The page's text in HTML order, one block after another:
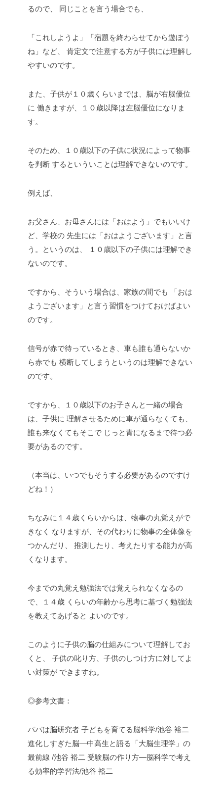
るので、
同じことを言う場合でも、
「これしようよ」「宿題を終わらせてから遊ぼう
ね」など、
肯定文で注意する方が子供には理解し
やすいのです。
また、子供が１０歳くらいまでは、脳が右脳優位
に 働きますが、１０歳以降は左脳優位になりま
す。
そのため、１０歳以下の子供に状況によって物事
を判断 するといういことは理解できないのです。
例えば、
お父さん、お母さんには「おはよう」でもいいけ
ど、学校の 先生には「おはようございます」と言
う。というのは、
１０歳以下の子供には理解でき
ないのです。
ですから、そういう場合は、家族の間でも
「おは
ようございます」と言う習慣をつけておけばよい
のです。
信号が赤で待っているとき、車も誰も通らないか
ら赤でも 横断してしまうというのは理解できない
のです。
ですから、１０歳以下のお子さんと一緒の場合
は、子供に 理解させるために車が通らなくても、
誰も来なくてもそこで じっと青になるまで待つ必
要があるのです。
（本当は、いつでもそうする必要があるのですけ
どね！）
ちなみに１４歳くらいからは、物事の丸覚えがで
きなく なりますが、その代わりに物事の全体像を
つかんだり、
推測したり、考えたりする能力が高
くなります。
今までの丸覚え勉強法では覚えられなくなるの
で、１４歳 くらいの年齢から思考に基づく勉強法
を教えてあげると よいのです。
このように子供の脳の仕組みについて理解してお
くと、
子供の叱り方、子供のしつけ方に対してよ
い対策が できますね。
◎参考文書：
パパは脳研究者 子どもを育てる脳科学/池谷 裕二
進化しすぎた脳―中高生と語る「大脳生理学」の
最前線 /池谷 裕二 受験脳の作り方―脳科学で考え
る効率的学習法/池谷 裕二